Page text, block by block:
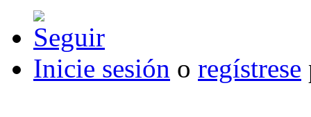
Inicie sesión o regístrese